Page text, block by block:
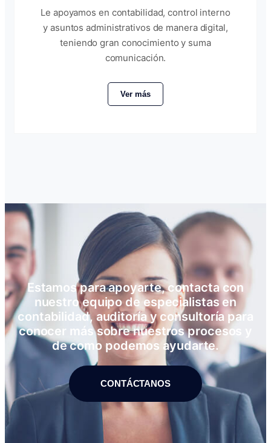
Le apoyamos en contabilidad, control interno
y asuntos administrativos de manera digital,
teniendo gran conocimiento y suma
comunicación.
Ver más
Estamos para apoyarte, contacta con
nuestro equipo de especialistas en
contabilidad, auditoría y consultoría para
conocer más sobre nuestros procesos y
de como podemos ayudarte.
CONTÁCTANOS